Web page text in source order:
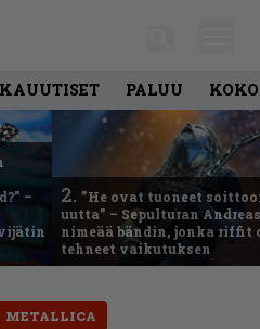
PALUU
–
2. ”He ovat tuoneet
uutta” – Sepulturan
nimeää bändin, jonka riffit
tehneet vaikutuksen
METALLICA